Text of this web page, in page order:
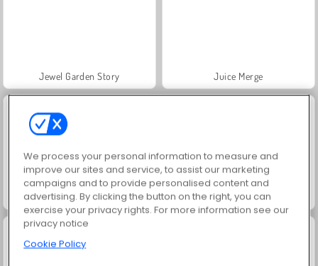
Jewel Garden Story Juice Merge
Grand Mahjong Connect Trollface Quest: USA 2
We process your personal information to measure and
improve our sites and service, to assist our marketing
campaigns and to provide personalised content and
advertising. By clicking the button on the right, you can
exercise your privacy rights. For more information see our
privacy notice
Cookie Policy